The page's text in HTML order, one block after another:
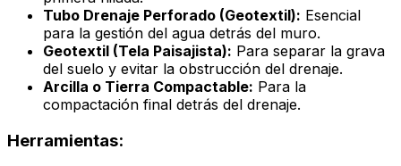
Tubo Drenaje Perforado (Geotextil): Esencial
para la gestión del agua detrás del muro.
Geotextil (Tela Paisajista): Para separar la grava
del suelo y evitar la obstrucción del drenaje.
Arcilla o Tierra Compactable: Para la
compactación final detrás del drenaje.
Herramientas: